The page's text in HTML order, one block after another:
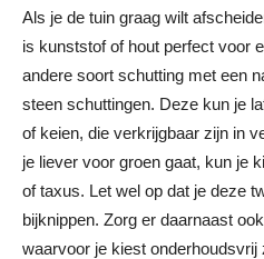
Als je de tuin graag wilt
is kunststof of hout perfect voor
andere soort schutting met een
steen schuttingen. Deze kun je
of keien, die verkrijgbaar zijn in
je liever voor groen gaat, kun je
of taxus. Let wel op dat je deze
bijknippen. Zorg er daarnaast
waarvoor je kiest